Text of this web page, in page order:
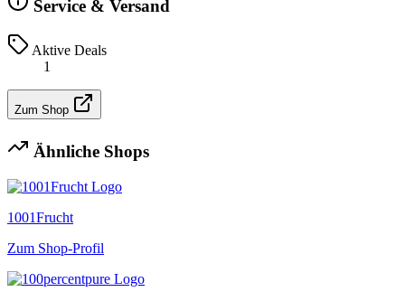
Service & Versand
Aktive Deals
1
Zum Shop
Ähnliche Shops
1001Frucht
Zum Shop-Profil